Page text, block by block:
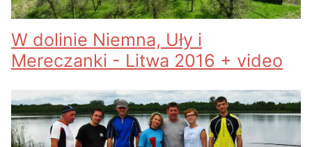
W dolinie Niemna, Uły i
Mereczanki - Litwa 2016 + video